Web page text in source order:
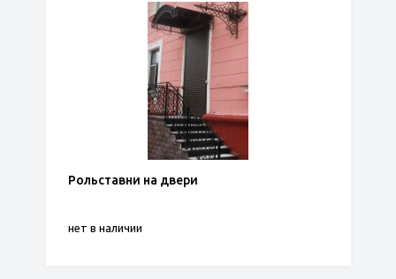
Рольставни на двери
нет в наличии